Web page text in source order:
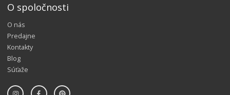
O spoločnosti
O nás
Predajne
Kontakty
Blog
Súťaže